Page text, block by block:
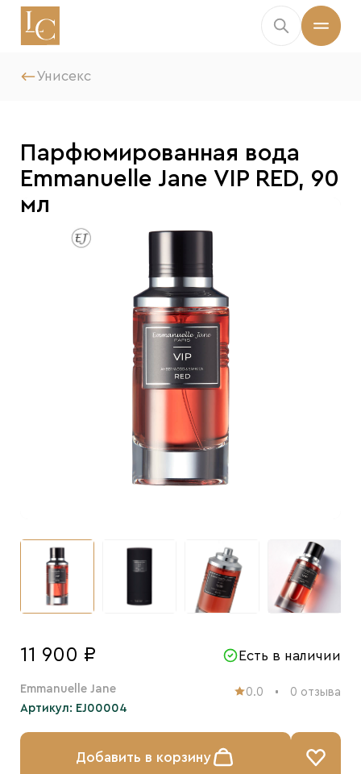
Унисекс
Парфюмированная вода
Emmanuelle Jane VIP RED, 90
мл
11 900 ₽ Есть в наличии
0.0 0 отзыва
Emmanuelle Jane
Артикул: EJ00004
Добавить в корзину